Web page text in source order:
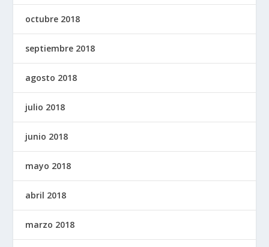
octubre 2018
septiembre 2018
agosto 2018
julio 2018
junio 2018
mayo 2018
abril 2018
marzo 2018